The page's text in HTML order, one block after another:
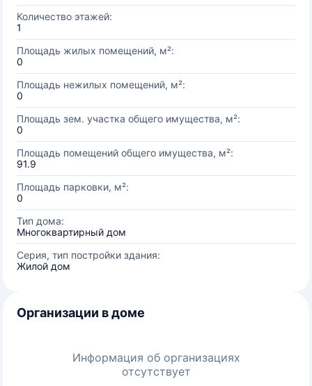
Количество этажей:
1
Площадь жилых помещений, м²:
0
Площадь нежилых помещений, м²:
0
Площадь зем. участка общего имущества, м²:
0
Площадь помещений общего имущества, м²:
91.9
Площадь парковки, м²:
0
Тип дома:
Многоквартирный дом
Серия, тип постройки здания:
Жилой дом
Организации в доме
Информация об организациях
отсутствует